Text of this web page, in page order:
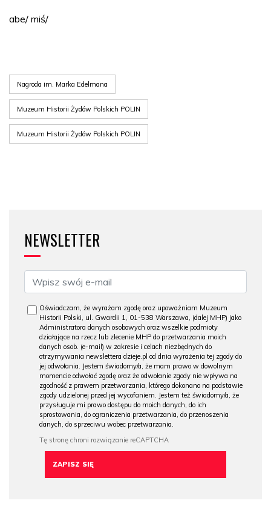
abe/ miś/
Nagroda im. Marka Edelmana
Muzeum Historii Żydów Polskich POLIN
Muzeum Historii Żydów Polskich POLIN
NEWSLETTER
Oświadczam, że wyrażam zgodę oraz upoważniam Muzeum
Historii Polski, ul. Gwardii 1, 01-538 Warszawa, (dalej MHP) jako
Administratora danych osobowych oraz wszelkie podmioty
działające na rzecz lub zlecenie MHP do przetwarzania moich
danych osob. (e-mail) w zakresie i celach niezbędnych do
otrzymywania newslettera dzieje.pl od dnia wyrażenia tej zgody do
jej odwołania. Jestem świadomy/a, że mam prawo w dowolnym
momencie odwołać zgodę oraz że odwołanie zgody nie wpływa na
zgodność z prawem przetwarzania, którego dokonano na podstawie
zgody udzielonej przed jej wycofaniem. Jestem też świadomy/a, że
przysługuje mi prawo dostępu do moich danych, do ich
sprostowania, do ograniczenia przetwarzania, do przenoszenia
danych, do sprzeciwu wobec przetwarzania.